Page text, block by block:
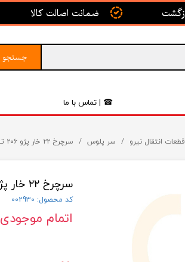
جستجو
☎ | تماس با ما
ضمانت اصالت کالا
قطعات انتقال نیرو سر پلوس سرچرخ ۲۲ خار پژو ۲۰۶ تیپ۲ (با ABS) - SHETABKAR - شتابکار
سرچرخ ۲۲ خار پژو ۲۰۶ تیپ۲ (با ABS) - SHETABKAR - شتابکار
کد محصول: 002930
اتمام موجودی